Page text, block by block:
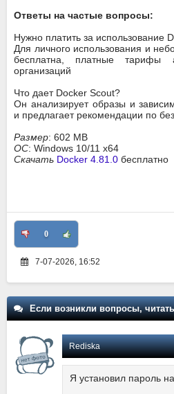
Ответы на частые вопросы:
Нужно платить за использование
Для личного использования и
бесплатна, платные тарифы
организаций
Что дает Docker Scout?
Он анализирует образы и
и предлагает рекомендации по
Размер: 602 MB
ОС: Windows 10/11 x64
Скачать Docker 4.81.0 бесплатно
0
7-07-2026, 16:52
Если возникли вопросы,
Rediska
Я установил пароль